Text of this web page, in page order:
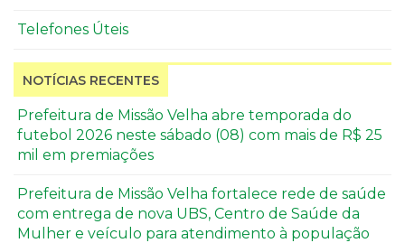
Telefones Úteis
NOTÍCIAS RECENTES
Prefeitura de Missão Velha abre temporada do
futebol 2026 neste sábado (08) com mais de R$ 25
mil em premiações
Prefeitura de Missão Velha fortalece rede de saúde
com entrega de nova UBS, Centro de Saúde da
Mulher e veículo para atendimento à população